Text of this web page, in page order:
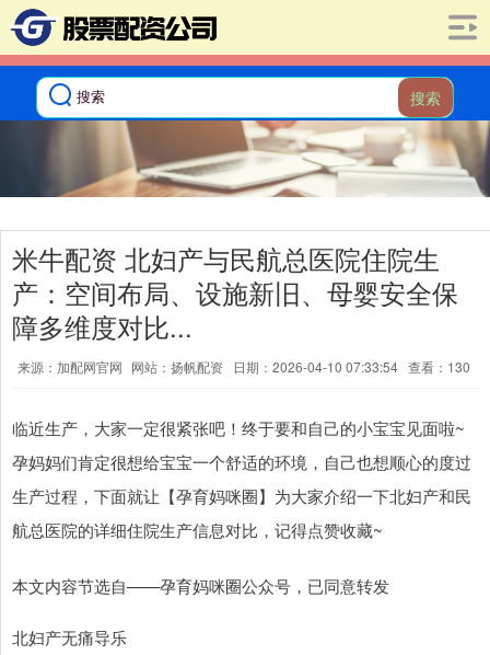
搜索
米牛配资 北妇产与民航总医院住院生
产：空间布局、设施新旧、母婴安全保
障多维度对比...
来源：加配网官网 网站：扬帆配资 日期：2026-04-10 07:33:54 查看：130
临近生产，大家一定很紧张吧！终于要和自己的小宝宝见面啦~
孕妈妈们肯定很想给宝宝一个舒适的环境，自己也想顺心的度过
生产过程，下面就让【孕育妈咪圈】为大家介绍一下北妇产和民
航总医院的详细住院生产信息对比，记得点赞收藏~
本文内容节选自——孕育妈咪圈公众号，已同意转发
北妇产无痛导乐